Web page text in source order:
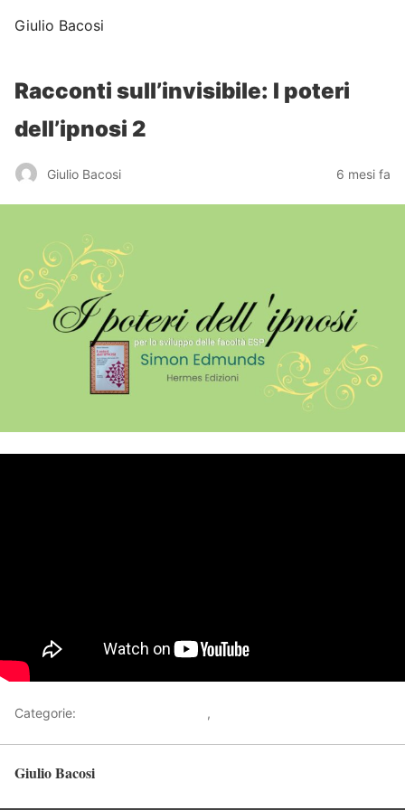
Giulio Bacosi
Racconti sull’invisibile: I poteri
dell’ipnosi 2
Giulio Bacosi 6 mesi fa
Categorie: ,
Giulio Bacosi